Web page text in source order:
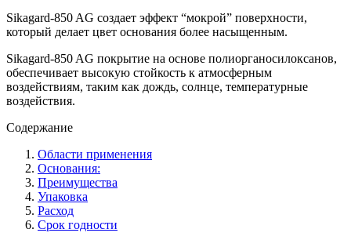
Sikagard-850 AG создает эффект “мокрой” поверхности,
который делает цвет основания более насыщенным.
Sikagard-850 AG покрытие на основе полиорганосилоксанов,
обеспечивает высокую стойкость к атмосферным
воздействиям, таким как дождь, солнце, температурные
воздействия.
Содержание
Области применения
Основания:
Преимущества
Упаковка
Расход
Срок годности